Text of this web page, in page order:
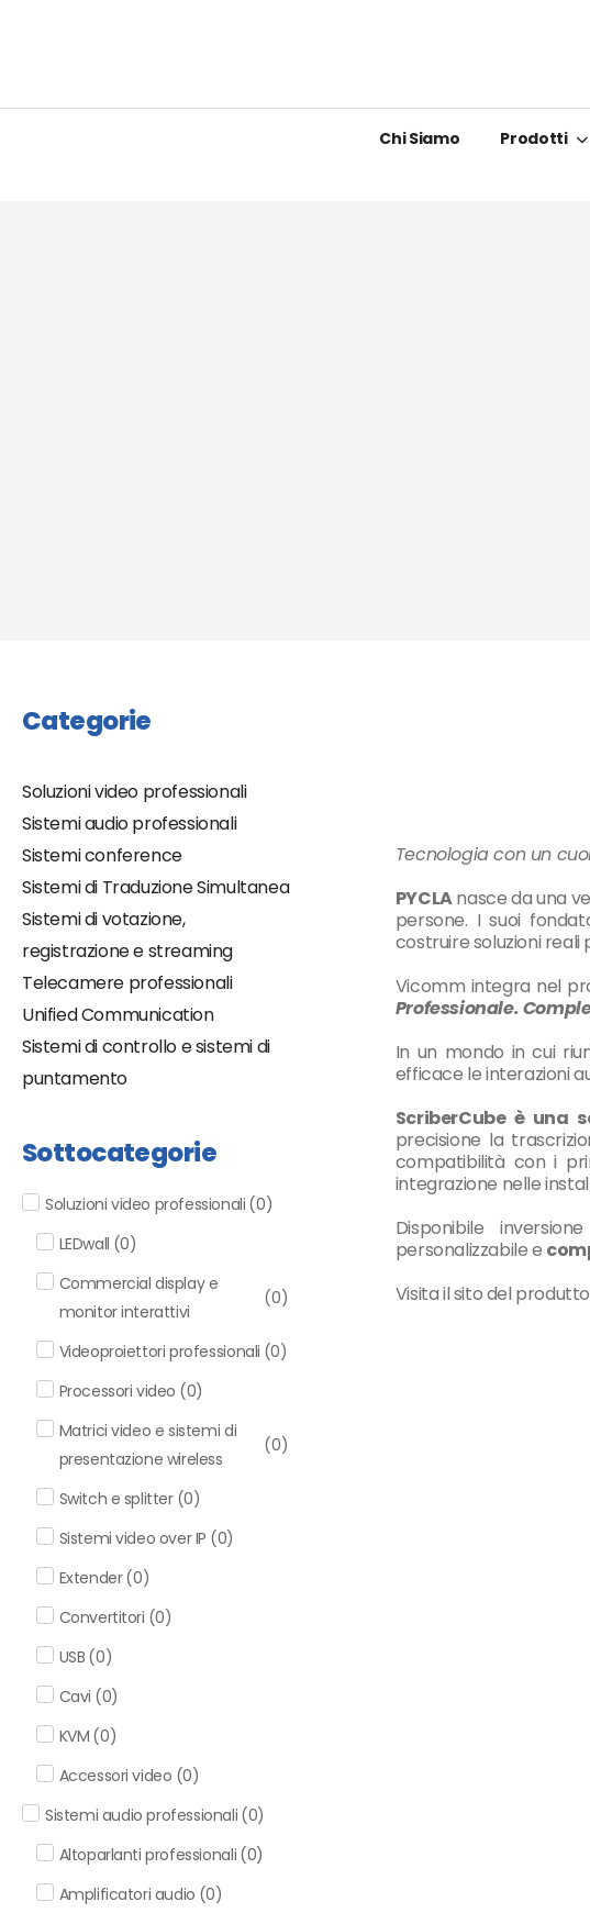
Chi Siamo Prodotti
Categorie
Soluzioni video professionali
Sistemi audio professionali
Sistemi conference
Sistemi di Traduzione Simultanea
Sistemi di votazione,
registrazione e streaming
Telecamere professionali
Unified Communication
Sistemi di controllo e sistemi di
puntamento
Sottocategorie
Soluzioni video professionali (0)
LEDwall (0)
Commercial display e
monitor interattivi
(0)
Videoproiettori professionali (0)
Processori video (0)
Matrici video e sistemi di
presentazione wireless
(0)
Switch e splitter (0)
Sistemi video over IP (0)
Extender(0)
Convertitori (0)
USB (0)
Cavi (0)
KVM (0)
Accessori video (0)
Sistemi audio professionali (0)
Altoparlanti professionali (0)
Amplificatori audio (0)
Tecnologia con un
PYCLAnasce da una
persone. I suoi
costruire soluzioni
Vicomm integra nel
Professionale.C
In un mondo in cui
efficace leinterazioni
ScriberCube è una
precisione la
compatibilità con i
integrazione nelle
Disponibile
inversione
personalizzabilee
Visita il sito del